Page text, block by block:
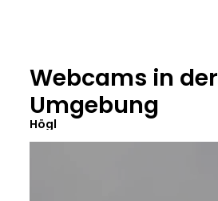
Webcams in der
Umgebung
Högl